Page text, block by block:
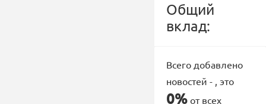
Общий
вклад:
Всего добавлено
новостей - , это
0% от всех